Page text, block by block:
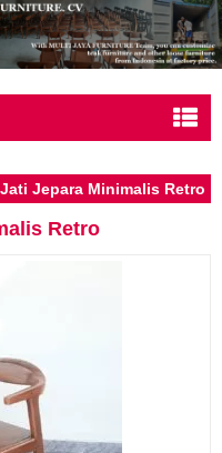
Jepara Minimalis Retro
Retro